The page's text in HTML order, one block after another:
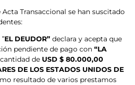
Transaccional se han suscitado
EL DEUDOR” declara y acepta que
pendiente de pago con “LA
de USD $ 80.000,00
DE LOS ESTADOS UNIDOS DE
resultado de varios prestamos